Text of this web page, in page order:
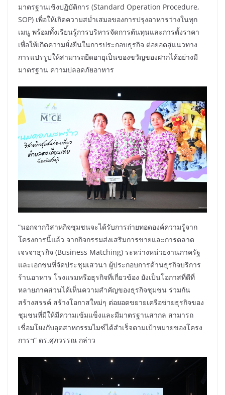
มาตรฐานเชิงปฏิบัติการ (Standard Operation Procedure,
SOP) เพื่อให้เกิดความสม่ำเสมอของการปรุงอาหารว่างในทุก
เมนู พร้อมทั้งเรียนรู้การบริหารจัดการต้นทุนและการตั้งราคา
เพื่อให้เกิดความยั่งยืนในการประกอบธุรกิจ ต่อยอดสู่แนวทาง
การแปรรูปให้สามารถยืดอายุเป็นของขวัญของฝากได้อย่างมี
มาตรฐาน ความปลอดภัยอาหาร
“นอกจากวิสาหกิจชุมชนจะได้รับการถ่ายทอดองค์ความรู้จาก
โครงการนี้แล้ว จากกิจกรรมส่งเสริมการขายและการตลาด
เจรจาธุรกิจ (Business Matching) ระหว่างหน่วยงานภาครัฐ
และเอกชนที่จัดประชุมเสวนา ผู้ประกอบการด้านธุรกิจบริการ
ร้านอาหาร โรงแรมหรือธุรกิจที่เกี่ยวข้อง ยังเป็นโอกาสที่ดีที่
หลายภาคส่วนได้เห็นความสำคัญของธุรกิจชุมชน ร่วมกัน
สร้างสรรค์ สร้างโอกาสใหม่ๆ ต่อยอดขยายเครือข่ายธุรกิจของ
ชุมชนที่มีให้มีความเข้มแข็งและมีมาตรฐานสากล สามารถ
เชื่อมโยงกับอุตสาหกรรมไมซ์ได้สำเร็จตามเป้าหมายของโครง
การฯ” ดร.ศุภวรรณ กล่าว